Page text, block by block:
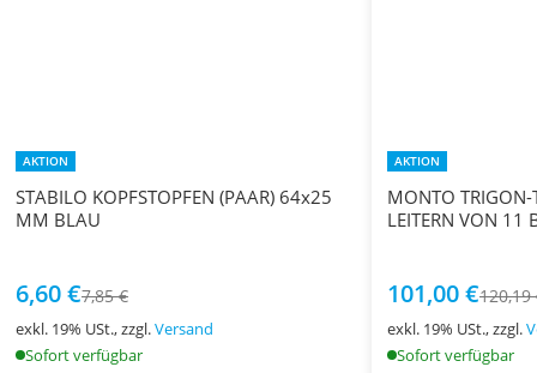
AKTION
STABILO KOPFSTOPFEN (PAAR) 64x25
MM BLAU
6,60 €7,85 €
exkl. 19% USt., zzgl.Versand
Sofort verfügbar
AKTION
MONTO TRIGON-
LEITERN VON 11
101,00 €120,19
exkl. 19% USt., zzgl.
Sofort verfügbar